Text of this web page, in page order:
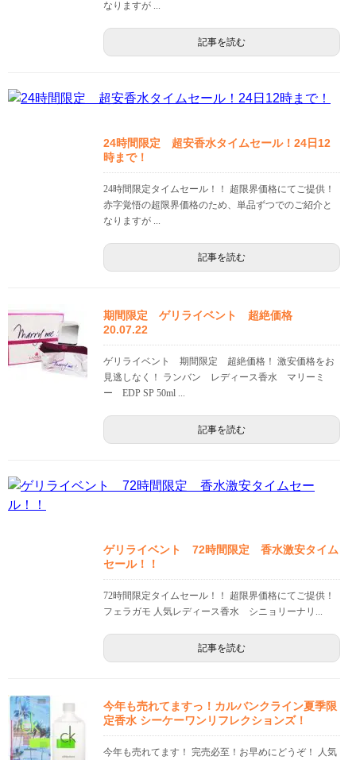
なりますが ...
記事を読む
24時間限定 超安香水タイムセール！24日12
時まで！
24時間限定タイムセール！！ 超限界価格にてご提供！
赤字覚悟の超限界価格のため、単品ずつでのご紹介と
なりますが ...
記事を読む
期間限定 ゲリライベント 超絶価格
20.07.22
ゲリライベント 期間限定 超絶価格！ 激安価格をお
見逃しなく！ ランバン レディース香水 マリーミ
ー EDP SP 50ml ...
記事を読む
ゲリライベント 72時間限定 香水激安タイム
セール！！
72時間限定タイムセール！！ 超限界価格にてご提供！
フェラガモ 人気レディース香水 シニョリーナリ...
記事を読む
今年も売れてますっ！カルバンクライン夏季限
定香水 シーケーワンリフレクションズ！
今年も売れてます！ 完売必至！お早めにどうぞ！ 人気